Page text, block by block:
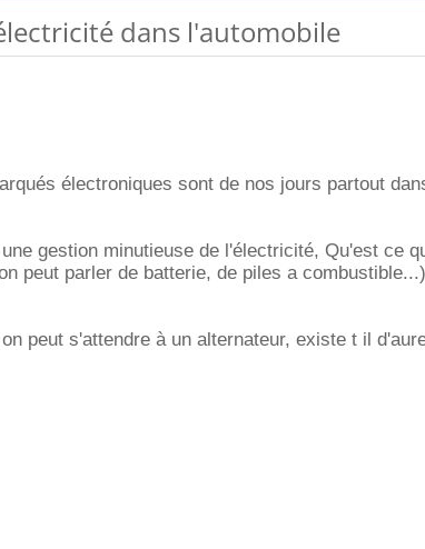
dans l'automobile
électroniques sont de nos jours partout
gestion minutieuse de l'électricité, Qu'est ce
peut parler de batterie, de piles a
peut s'attendre à un alternateur, existe t il